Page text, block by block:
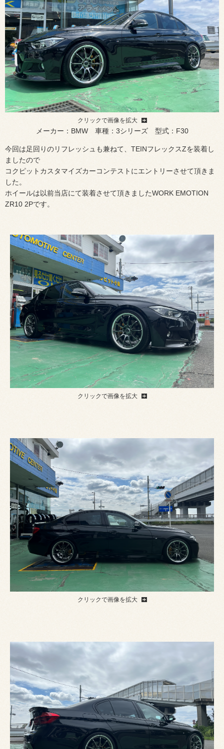
クリックで画像を拡大
メーカー：BMW 車種：3シリーズ 型式：F30
今回は足回りのリフレッシュも兼ねて、TEINフレックスZを装着し
ましたので
コクピットカスタマイズカーコンテストにエントリーさせて頂きま
した。
ホイールは以前当店にて装着させて頂きましたWORK EMOTION
ZR10 2Pです。
クリックで画像を拡大
クリックで画像を拡大